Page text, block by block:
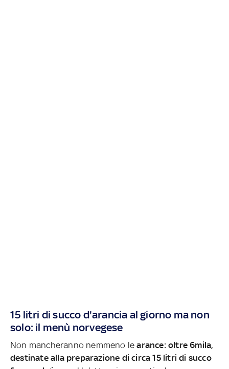
15 litri di succo d'arancia al giorno ma non
solo: il menù norvegese
Non mancheranno nemmeno learance: oltre 6mila,
destinate alla preparazione di circa 15 litri di succo